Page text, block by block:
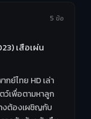
5 ข้อ
เสือเผ่น
กย์ไทย HD เล่า
ว์เพื่อตามหาลูก
งต้องเผชิญกับ